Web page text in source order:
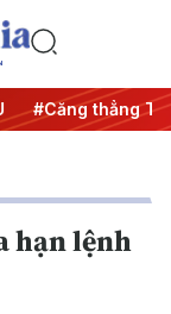
thẳng Trung
hạn lệnh